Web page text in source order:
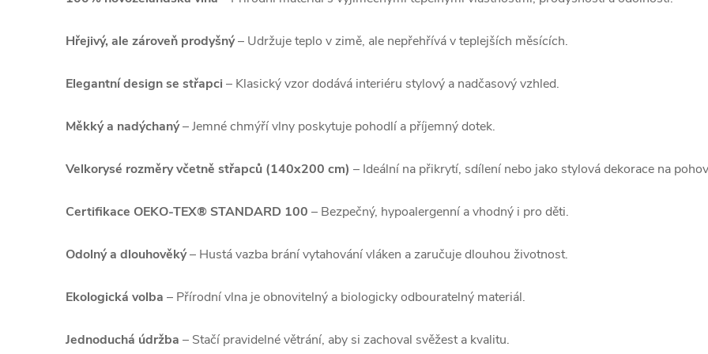
Hřejivý, ale zároveň prodyšný– Udržuje teplo v zimě, ale nepřehřívá v teplejších měsících.
Elegantní design se střapci – Klasický vzor dodává interiéru stylový a nadčasový vzhled.
Měkký a nadýchaný– Jemné chmýří vlny poskytuje pohodlí a příjemný dotek.
Velkorysé rozměry včetně střapců (140x200 cm) – Ideální na přikrytí, sdílení nebo jako stylová dekorace na
Certifikace OEKO-TEX® STANDARD 100 – Bezpečný, hypoalergenní a vhodný i pro děti.
Odolný a dlouhověký– Hustá vazba brání vytahování vláken a zaručuje dlouhou životnost.
Ekologická volba – Přírodní vlna je obnovitelný a biologicky odbouratelný materiál.
Jednoduchá údržba – Stačí pravidelné větrání, aby si zachoval svěžest a kvalitu.